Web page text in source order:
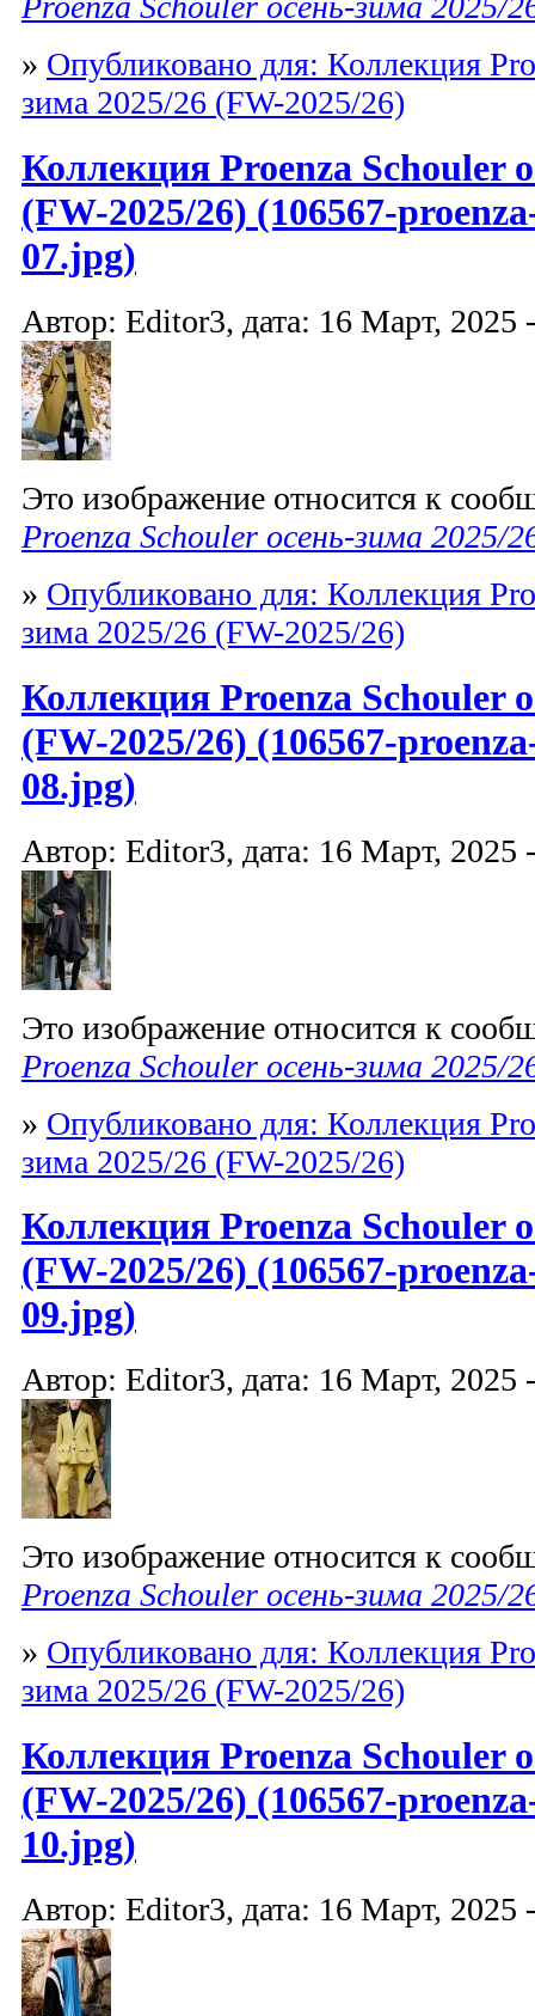
» Опубликовано для: Коллекция
зима 2025/26 (FW-2025/26)
Коллекция Proenza Schouler
(FW-2025/26) (106567-
07.jpg)
Автор: Editor3, дата: 16 Март, 2025
Это изображение относится к
Proenza Schouler осень-зима 2025/
» Опубликовано для: Коллекция
зима 2025/26 (FW-2025/26)
Коллекция Proenza Schouler
(FW-2025/26) (106567-
08.jpg)
Автор: Editor3, дата: 16 Март, 2025
Это изображение относится к
Proenza Schouler осень-зима 2025/
» Опубликовано для: Коллекция
зима 2025/26 (FW-2025/26)
Коллекция Proenza Schouler
(FW-2025/26) (106567-
09.jpg)
Автор: Editor3, дата: 16 Март, 2025
Это изображение относится к
Proenza Schouler осень-зима 2025/
» Опубликовано для: Коллекция
зима 2025/26 (FW-2025/26)
Коллекция Proenza Schouler
(FW-2025/26) (106567-
10.jpg)
Автор: Editor3, дата: 16 Март, 2025